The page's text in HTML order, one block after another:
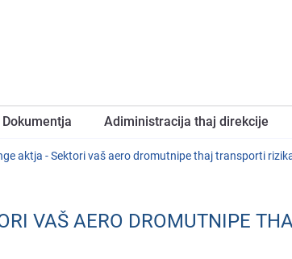
Dokumentja Adiministracija thaj direkcije
aktja - Sektori vaš aero dromutnipe thaj transporti
VAŠ AERO DROMUTNIPE